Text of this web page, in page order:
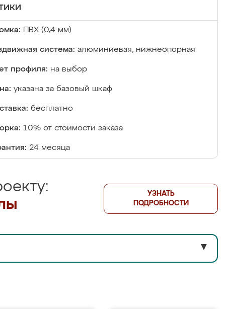
ПВХ (0,4 мм)
система: алюминиевая, нижнеопорная
профиля: на выбор
указана за базовый шкаф
бесплатно
10% от стоимости заказа
24 месяца
УЗНАТЬ
ПОДРОБНОСТИ
▼